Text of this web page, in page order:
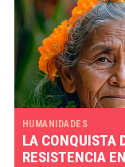
HUMANIDADES
LA CONQUISTA
RESISTENCIA